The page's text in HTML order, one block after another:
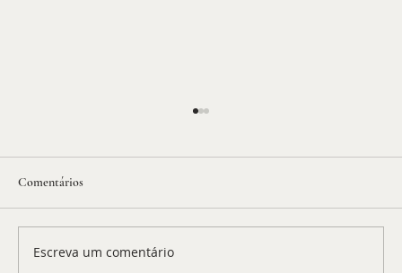
Comentários
Escreva um comentário